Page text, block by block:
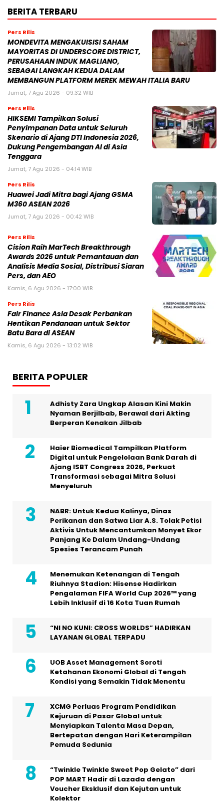
BERITA TERBARU
Pers Rilis
MONDEVITA MENGAKUISISI SAHAM
MAYORITAS DI UNDERSCORE DISTRICT,
PERUSAHAAN INDUK MAGLIANO,
SEBAGAI LANGKAH KEDUA DALAM
MEMBANGUN PLATFORM MEREK MEWAH ITALIA BARU
Jumat, 7 Agu 2026 - 09:32 WIB
Pers Rilis
HIKSEMI Tampilkan Solusi
Penyimpanan Data untuk Seluruh
Skenario di Ajang DTI Indonesia 2026,
Dukung Pengembangan AI di Asia
Tenggara
Jumat, 7 Agu 2026 - 04:14 WIB
Pers Rilis
Huawei Jadi Mitra bagi Ajang GSMA
M360 ASEAN 2026
Jumat, 7 Agu 2026 - 00:42 WIB
Pers Rilis
Cision Raih MarTech Breakthrough
Awards 2026 untuk Pemantauan dan
Analisis Media Sosial, Distribusi Siaran
Pers, dan AEO
Kamis, 6 Agu 2026 - 17:00 WIB
Pers Rilis
Fair Finance Asia Desak Perbankan
Hentikan Pendanaan untuk Sektor
Batu Bara di ASEAN
Kamis, 6 Agu 2026 - 13:02 WIB
BERITA POPULER
Adhisty Zara Ungkap Alasan Kini Makin
Nyaman Berjilbab, Berawal dari Akting
Berperan Kenakan Jilbab
Haier Biomedical Tampilkan Platform
Digital untuk Pengelolaan Bank Darah di
Ajang ISBT Congress 2026, Perkuat
Transformasi sebagai Mitra Solusi
Menyeluruh
NABR: Untuk Kedua Kalinya, Dinas
Perikanan dan Satwa Liar A.S. Tolak Petisi
Aktivis Untuk Mencantumkan Monyet Ekor
Panjang Ke Dalam Undang-Undang
Spesies Terancam Punah
Menemukan Ketenangan di Tengah
Riuhnya Stadion: Hisense Hadirkan
Pengalaman FIFA World Cup 2026™ yang
Lebih Inklusif di 16 Kota Tuan Rumah
“NI NO KUNI: CROSS WORLDS” HADIRKAN
LAYANAN GLOBAL TERPADU
UOB Asset Management Soroti
Ketahanan Ekonomi Global di Tengah
Kondisi yang Semakin Tidak Menentu
XCMG Perluas Program Pendidikan
Kejuruan di Pasar Global untuk
Menyiapkan Talenta Masa Depan,
Bertepatan dengan Hari Keterampilan
Pemuda Sedunia
“Twinkle Twinkle Sweet Pop Gelato” dari
POP MART Hadir di Lazada dengan
Voucher Eksklusif dan Kejutan untuk
Kolektor